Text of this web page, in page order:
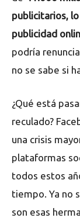
publicitarios,
publicidad
podría
no se sabe si
¿Qué está
reculado?
una crisis
plataformas
todos estos
tiempo. Ya no
son esas